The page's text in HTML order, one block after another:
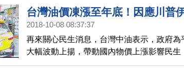
油每公升26元、98無鉛汽油每公升28元、
元。
台灣油價凍漲至年底！因應川普
2018-10-08 08:37:37
再來關心民生消息，台灣中油表示，政府為
大幅波動上揚，帶動國內物價上漲影響民
從今天凌晨零時起，不予調漲，凍漲期限